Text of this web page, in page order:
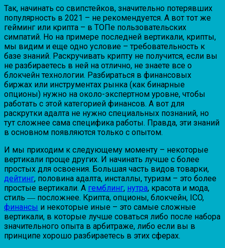
Так, начинать со свипстейков, значительно потерявших
популярность в 2021 – не рекомендуется. А вот тот же
гейминг или крипта – в ТОПе пользовательских
симпатий. Но на примере последней вертикали, крипты,
мы видим и еще одно условие – требовательность к
базе знаний. Раскручивать крипту не получится, если вы
не разбираетесь в ней на отлично, не знаете все о
блокчейн технологии. Разбираться в финансовых
биржах или инструментах рынка (как бинарные
опционы) нужно на около-экспертном уровне, чтобы
работать с этой категорией финансов. А вот для
раскрутки адалта не нужно специальных познаний, но
тут сложнее сама специфика работы. Правда, эти знаний
в основном появляются только с опытом.
И мы приходим к следующему моменту – некоторые
вертикали проще других. И начинать лучше с более
простых для освоения. Большая часть видов товарки,
дейтинг, половина адалта, инсталлы, туризм – это более
простые вертикали. А гемблинг, нутра, красота и мода,
стиль ― посложнее. Крипта, опционы, блокчейн, ICO,
финансы и некоторые иные – это самые сложные
вертикали, в которые лучше соваться либо после набора
значительного опыта в арбитраже, либо если вы в
принципе хорошо разбираетесь в этих сферах.